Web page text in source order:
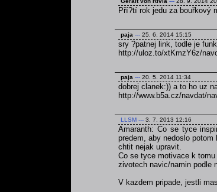
Pří?tí rok jedu za bouřkový
paja --- 25. 6. 2014 15:15
sry ?patnej link, todle je
http://uloz.to/xtKmzY6z/
paja --- 20. 5. 2014 11:34
dobrej clanek:)) a to ho uz
http://www.b5a.cz/navdat/
LLSM --- 3. 7. 2013 12:16
Amaranth: Co se tyce
predem, aby nedoslo
chtit nejak upravit.
Co se tyce motivace k
zivotech navic/namin podle
V kazdem pripade, jestli